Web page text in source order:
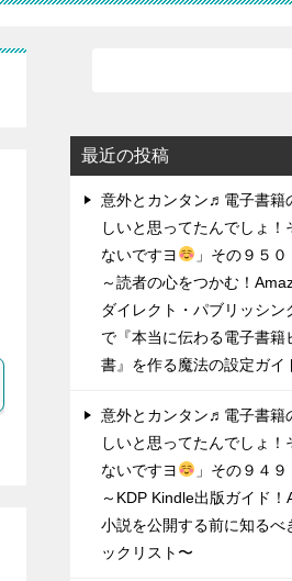
最近の投稿
意外とカンタン♬電子書籍
しいと思ってたんでしょ！
ないですヨ
」その９５０
～読者の心をつかむ！
ダイレクト・パブリッシン
で『本当に伝わる電子書籍
書』を作る魔法の設定ガイ
意外とカンタン♬電子書籍
しいと思ってたんでしょ！
ないですヨ
」その９４９
～KDP Kindle出版ガイド
小説を公開する前に知るべ
ックリスト〜